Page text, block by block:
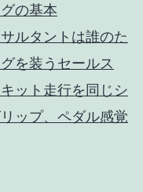
の基本
ルタントは誰のた
を装うセールス
ット走行を同じシ
ップ、ペダル感覚